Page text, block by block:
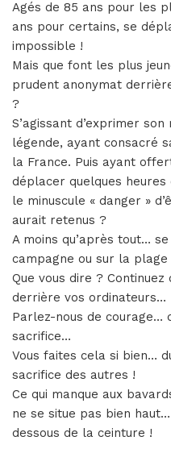
Agés de 85 ans pour les
ans pour certains, se
impossible !
Mais que font les plus
prudent anonymat
?
S’agissant d’exprimer
légende, ayant consacré
la France. Puis ayant
déplacer quelques
le minuscule « danger »
aurait retenus ?
A moins qu’après tout…
campagne ou sur la plage
Que vous dire ?
derrière vos ordinateurs…
Parlez-nous de courage…
sacrifice…
Vous faites cela si bien…
sacrifice des autres !
Ce qui manque aux
ne se situe pas bien
dessous de la ceinture !